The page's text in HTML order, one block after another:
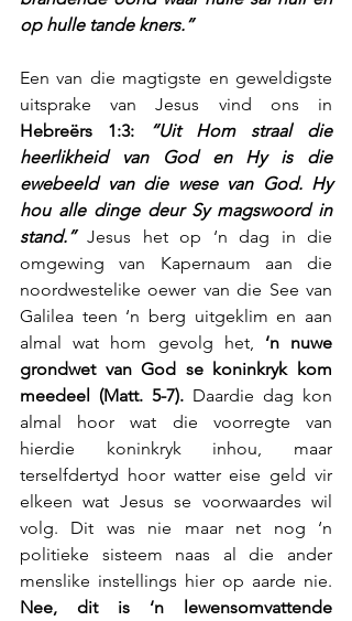
op hulle tande kners.”
Een van die magtigste en geweldigste
Hebreërs 1:3:
“Uit Hom straal die
heerlikheid van God en Hy is die
ewebeeld van die wese van God. Hy
hou alle dinge deur Sy magswoord in
stand.” Jesus het op ‘n dag in die
omgewing van Kapernaum aan die
noordwestelike oewer van die See van
Galilea teen ‘n berg uitgeklim en aan
almal wat hom gevolg het, ‘n nuwe
grondwet van God se koninkryk kom
meedeel (Matt. 5-7). Daardie dag kon
almal hoor wat die voorregte van
hierdie koninkryk inhou, maar
terselfdertyd hoor watter eise geld vir
elkeen wat Jesus se voorwaardes wil
volg. Dit was nie maar net nog ‘n
politieke sisteem naas al die ander
Nee, dit is ‘n lewensomvattende